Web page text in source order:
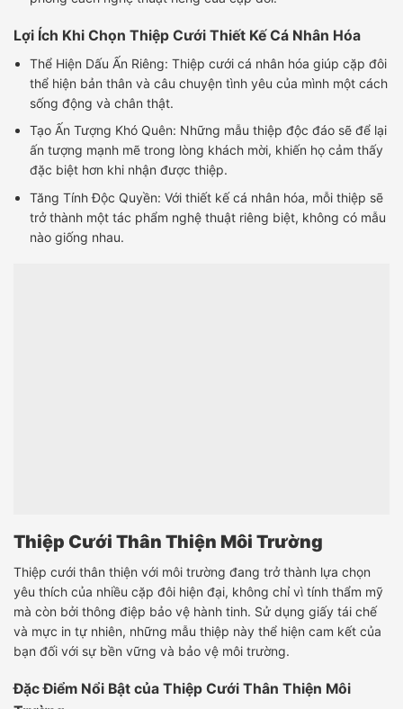
Lợi Ích Khi Chọn Thiệp Cưới Thiết Kế Cá Nhân Hóa
Thể Hiện Dấu Ấn Riêng: Thiệp cưới cá nhân hóa giúp cặp đôi
thể hiện bản thân và câu chuyện tình yêu của mình một cách
sống động và chân thật.
Tạo Ấn Tượng Khó Quên: Những mẫu thiệp độc đáo sẽ để lại
ấn tượng mạnh mẽ trong lòng khách mời, khiến họ cảm thấy
đặc biệt hơn khi nhận được thiệp.
Tăng Tính Độc Quyền: Với thiết kế cá nhân hóa, mỗi thiệp sẽ
trở thành một tác phẩm nghệ thuật riêng biệt, không có mẫu
nào giống nhau.
Thiệp Cưới Thân Thiện Môi Trường
Thiệp cưới thân thiện với môi trường đang trở thành lựa chọn
yêu thích của nhiều cặp đôi hiện đại, không chỉ vì tính thẩm mỹ
mà còn bởi thông điệp bảo vệ hành tinh. Sử dụng giấy tái chế
và mực in tự nhiên, những mẫu thiệp này thể hiện cam kết của
bạn đối với sự bền vững và bảo vệ môi trường.
Đặc Điểm Nổi Bật của Thiệp Cưới Thân Thiện Môi